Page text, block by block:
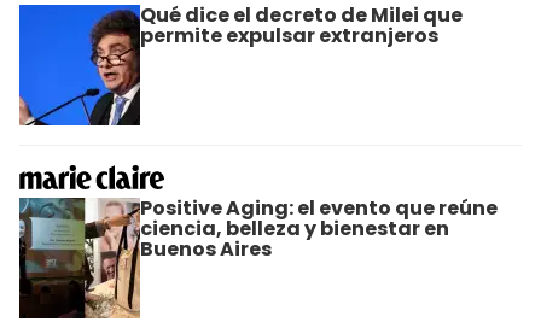
Qué dice el decreto de Milei que
permite expulsar extranjeros
Positive Aging: el evento que reúne
ciencia, belleza y bienestar en
Buenos Aires